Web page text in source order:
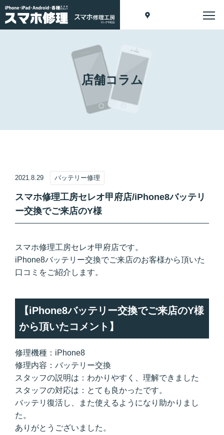
店舗コラム
2021.8.29 バッテリー修理
スマホ修理工房セレオ甲府店/iPhone8バッテリ
ー交換でご来店のY様
スマホ修理工房セレオ甲府店です。
iPhone8バッテリー交換でご来店のお客様から頂いた
口コミをご紹介します。
【iPhone8バッテリー交換でご来店のY様
から頂いたコメント】
修理機種：iPhone8
修理内容：バッテリー交換
スタッフの説明は：わかりやすく、理解できました
スタッフの対応は：とても良かったです。
バッテリ復活し、また使えるようになり助かりまし
た。
ありがとうございました。